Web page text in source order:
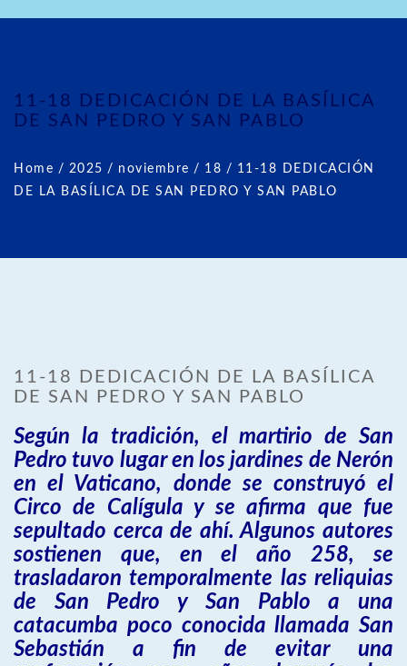
11-18 DEDICACIÓN DE LA BASÍLICA
DE SAN PEDRO Y SAN PABLO
Home / 2025 / noviembre / 18 / 11-18 DEDICACIÓN
DE LA BASÍLICA DE SAN PEDRO Y SAN PABLO
11-18 DEDICACIÓN DE LA BASÍLICA
DE SAN PEDRO Y SAN PABLO
Según la tradición, el martirio de San
Pedro tuvo lugar en los jardines de Nerón
en el Vaticano, donde se construyó el
Circo de Calígula y se afirma que fue
sepultado cerca de ahí. Algunos autores
sostienen que, en el año 258, se
trasladaron temporalmente las reliquias
de San Pedro y San Pablo a una
catacumba poco conocida llamada San
Sebastián a fin de evitar una